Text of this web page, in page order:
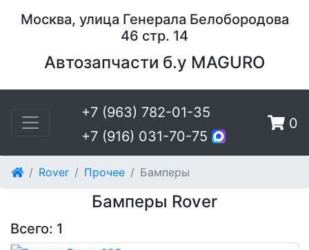
Москва, улица Генерала Белобородова
46 стр. 14
Автозапчасти б.у MAGURO
+7 (963) 782-01-35
+7 (916) 031-70-75
0
Rover Прочее Бамперы
Бамперы Rover
Всего: 1